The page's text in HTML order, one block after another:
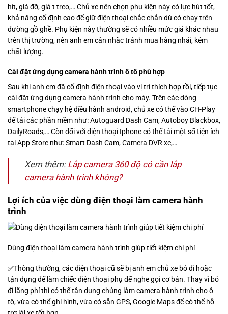
hít, giá đỡ, giá t treo,… Chủ xe nên chọn phụ kiện này có lực hút tốt,
khả năng cố định cao để giữ điện thoại chắc chắn dù có chạy trên
đường gồ ghề. Phụ kiện này thường sẽ có nhiều mức giá khác nhau
trên thị trường, nên anh em cân nhắc tránh mua hàng nhái, kém
chất lượng.
Cài đặt ứng dụng camera hành trình ô tô phù hợp
Sau khi anh em đã cố định điện thoại vào vị trí thích hợp rồi, tiếp tục
cài đặt ứng dụng camera hành trình cho máy. Trên các dòng
smartphone chạy hệ điều hành android, chủ xe có thể vào CH-Play
để tải các phần mềm như: Autoguard Dash Cam, Autoboy Blackbox,
DailyRoads,… Còn đối với điện thoại Iphone có thể tải một số tiện ích
tại App Store như: Smart Dash Cam, Camera DVR xe,…
Xem thêm: Lắp camera 360 độ có cần lắp
camera hành trình không?
Lợi ích của việc dùng điện thoại làm camera hành
trình
Dùng điện thoại làm camera hành trình giúp tiết kiệm chi phí
✅Thông thường, các điện thoại cũ sẽ bị anh em chủ xe bỏ đi hoặc
tận dụng để làm chiếc điện thoại phụ để nghe gọi cơ bản. Thay vì bỏ
đi lãng phí thì có thể tận dụng chúng làm camera hành trình cho ô
tô, vừa có thể ghi hình, vừa có sẵn GPS, Google Maps để có thể hỗ